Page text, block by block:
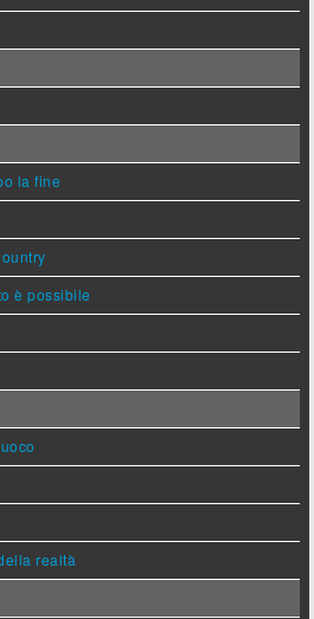
la fine
è possibile
realtà